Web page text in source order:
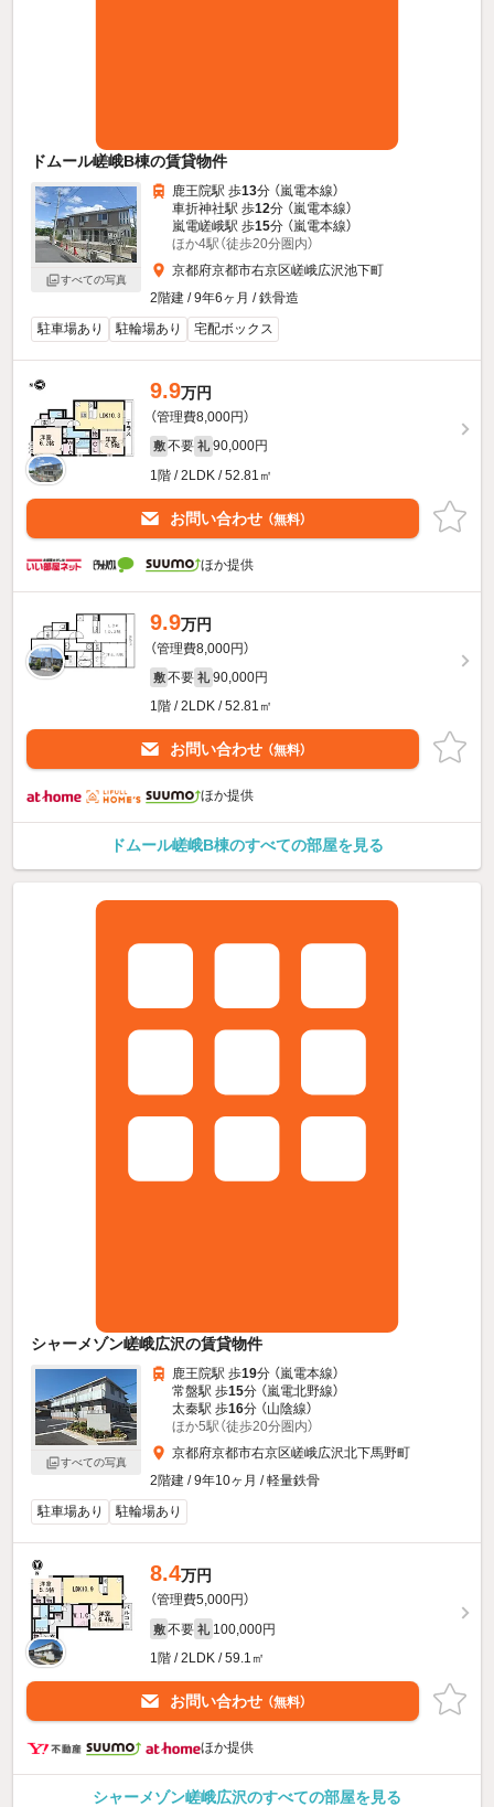
ドムール嵯峨B棟の賃貸物件
すべての写真
鹿王院駅 歩13分 （嵐電本線）
車折神社駅 歩12分 （嵐電本線）
嵐電嵯峨駅 歩15分 （嵐電本線）
ほか4駅（徒歩20分圏内）
京都府京都市右京区嵯峨広沢池下町
2階建 / 9年6ヶ月 / 鉄骨造
駐車場あり
駐輪場あり 宅配ボックス
9.9万円
（管理費8,000円）
敷 不要 礼 90,000円
1階 / 2LDK / 52.81㎡
お問い合わせ （無料）
ほか提供
9.9万円
（管理費8,000円）
敷 不要 礼 90,000円
1階 / 2LDK / 52.81㎡
お問い合わせ （無料）
ほか提供
ドムール嵯峨B棟のすべての部屋を見る
シャーメゾン嵯峨広沢の賃貸物件
すべての写真
鹿王院駅 歩19分 （嵐電本線）
常盤駅 歩15分 （嵐電北野線）
太秦駅 歩16分 （山陰線）
ほか5駅（徒歩20分圏内）
京都府京都市右京区嵯峨広沢北下馬野町
2階建 / 9年10ヶ月 / 軽量鉄骨
駐車場あり
駐輪場あり
8.4万円
（管理費5,000円）
敷 不要 礼 100,000円
1階 / 2LDK / 59.1㎡
お問い合わせ （無料）
ほか提供
シャーメゾン嵯峨広沢のすべての部屋を見る